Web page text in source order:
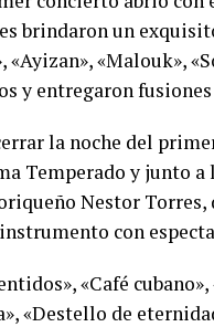
brindaron un
«Ayizan», «Malouk»,
y entregaron
la noche del
Temperado y junto
Nestor Torres,
con
«Café
«Destello de